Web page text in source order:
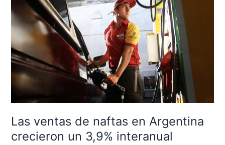
Las ventas de naftas en Argentina
crecieron un 3,9% interanual
ventas
de
naftas
en
Argentina
crecieron
3,9%
interanual
durante
los
primeros